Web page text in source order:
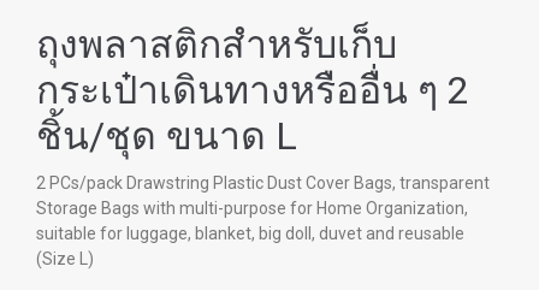
ถุงพลาสติกสำหรับเก็บ
กระเป๋าเดินทางหรืออื่น ๆ 2
ชิ้น/ชุด ขนาด L
2 PCs/pack Drawstring Plastic Dust Cover Bags, transparent
Storage Bags with multi-purpose for Home Organization,
suitable for luggage, blanket, big doll, duvet and reusable
(Size L)